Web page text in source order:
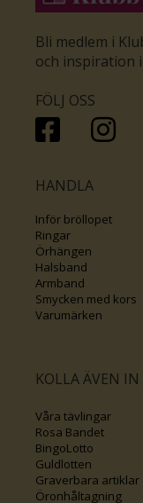
Bli medlem i
och inspiration
FÖLJ OSS
HANDLA
Inför bröllopet
Ringar
Örhängen
Halsband
Armband
Smycken med kors
Varumärken
KOLLA ÄVEN IN
Våra tävlingar
Rosa Bandet
BingoLotto
Guldlotten
Graverbara artiklar
Öronhåltagning